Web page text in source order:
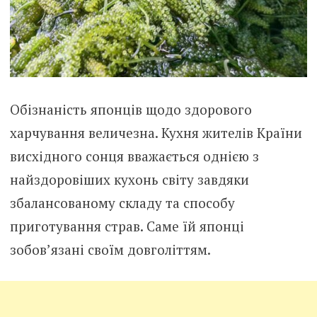
Обізнаність японців щодо здорового
харчування величезна. Кухня жителів Країни
висхідного сонця вважається однією з
найздоровіших кухонь світу завдяки
збалансованому складу та способу
приготування страв. Саме їй японці
зобов’язані своїм довголіттям.